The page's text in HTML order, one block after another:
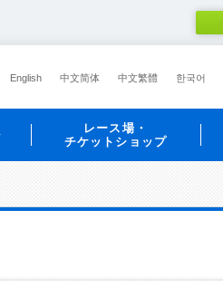
English 中文简体 中文繁體 한국어
レース場・
チケットショップ